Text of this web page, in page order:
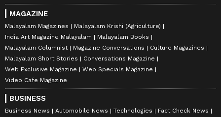
MAGAZINE
Malayalam Magazines
Malayalam Krishi (Agriculture)
India Art Magazine Malayalam
Malayalam Books
Malayalam Columnist
Magazine Conversations
Culture Magazines
Malayalam Short Stories
Conversations Magazine
Web Exclusive Magazine
Web Specials Magazine
Video Cafe Magazine
BUSINESS
Business News Automobile News Technologies
Fact Check News